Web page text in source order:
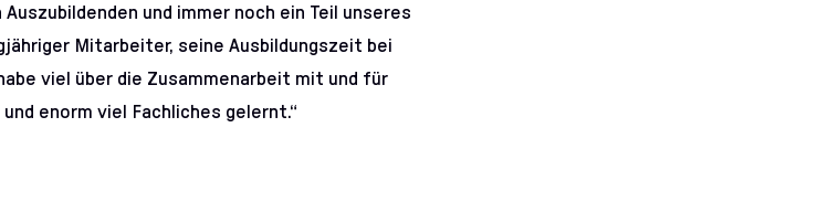
und immer noch ein Teil unseres
Mitarbeiter, seine Ausbildungszeit bei
viel über die Zusammenarbeit mit und für
enorm viel Fachliches gelernt.“